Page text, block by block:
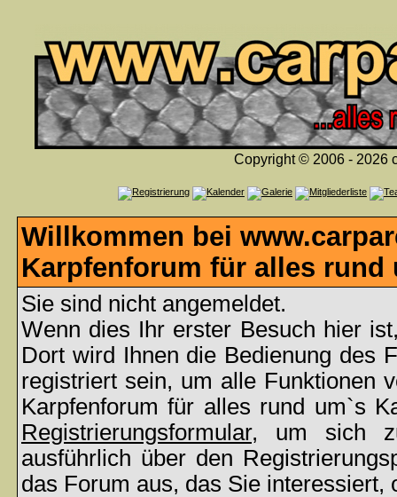
Copyright © 2006 - 2026
Willkommen bei
Karpfenforum für alles rund
Sie sind nicht angemeldet.
Wenn dies Ihr erster Besuch hier
Dort wird Ihnen die Bedienung des
registriert sein, um alle Funktionen
Karpfenforum für alles rund um`s
Registrierungsformular, um sich
ausführlich über den
das Forum aus, das Sie